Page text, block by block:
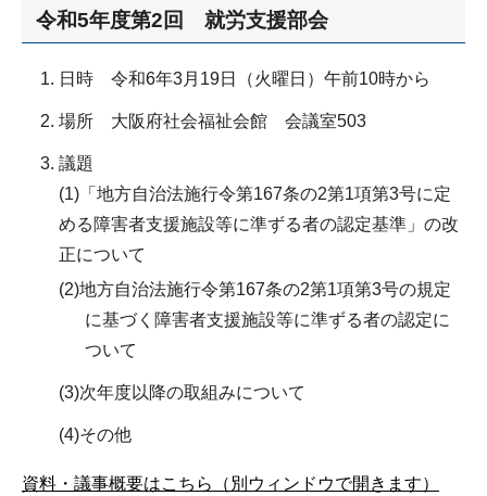
令和5年度第2回 就労支援部会
日時 令和6年3月19日（火曜日）午前10時から
場所 大阪府社会福祉会館 会議室503
議題
(1)「地方自治法施行令第167条の2第1項第3号に定
める障害者支援施設等に準ずる者の認定基準」の改
正について
(2)地方自治法施行令第167条の2第1項第3号の規定
に基づく障害者支援施設等に準ずる者の認定に
ついて
(3)次年度以降の取組みについて
(4)その他
資料・議事概要はこちら（別ウィンドウで開きます）